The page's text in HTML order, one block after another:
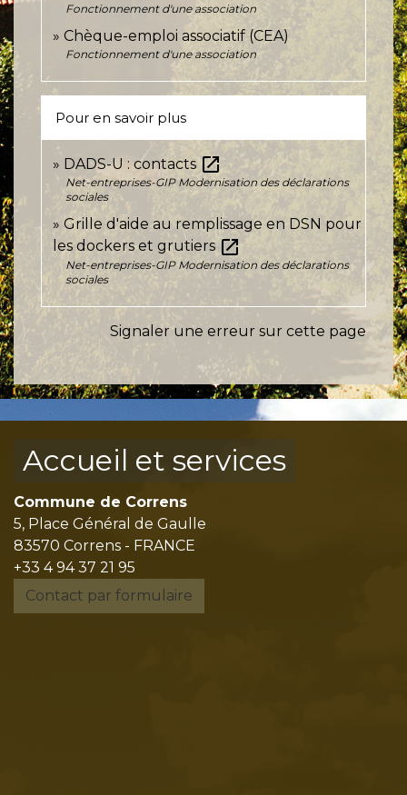
Fonctionnement d'une association
Chèque-emploi associatif (CEA)
Fonctionnement d'une association
Pour en savoir plus
DADS-U : contacts open_in_new
Net-entreprises-GIP Modernisation des déclarations
sociales
Grille d'aide au remplissage en DSN pour
les dockers et grutiers open_in_new
Net-entreprises-GIP Modernisation des déclarations
sociales
Signaler une erreur sur cette page
Accueil et services
Commune de Correns
5, Place Général de Gaulle
83570 Correns - FRANCE
+33 4 94 37 21 95
Contact par formulaire